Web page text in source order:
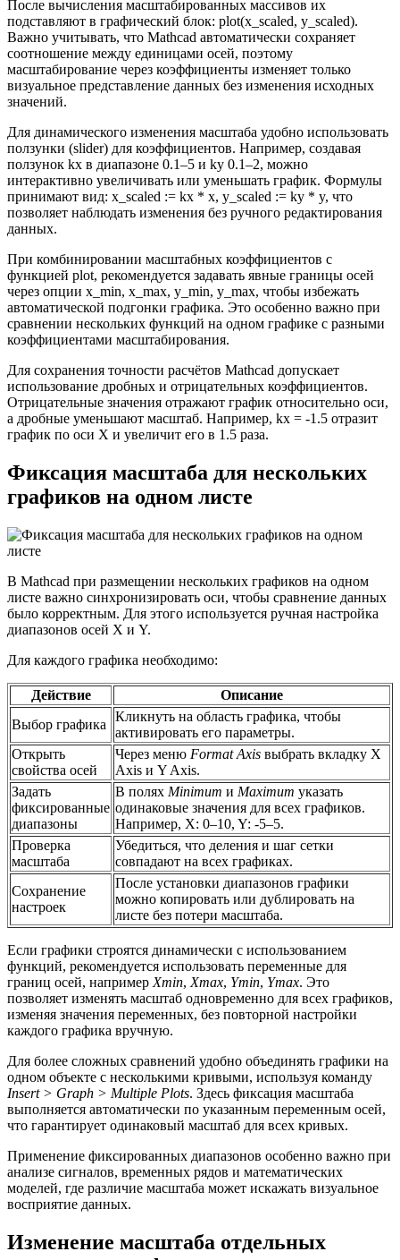
После вычисления масштабированных массивов их
подставляют в графический блок: plot(x_scaled, y_scaled).
Важно учитывать, что Mathcad автоматически сохраняет
соотношение между единицами осей, поэтому
масштабирование через коэффициенты изменяет только
визуальное представление данных без изменения исходных
значений.
Для динамического изменения масштаба удобно использовать
ползунки (slider) для коэффициентов. Например, создавая
ползунок kx в диапазоне 0.1–5 и ky 0.1–2, можно
интерактивно увеличивать или уменьшать график. Формулы
принимают вид: x_scaled := kx * x, y_scaled := ky * y, что
позволяет наблюдать изменения без ручного редактирования
данных.
При комбинировании масштабных коэффициентов с
функцией plot, рекомендуется задавать явные границы осей
через опции x_min, x_max, y_min, y_max, чтобы избежать
автоматической подгонки графика. Это особенно важно при
сравнении нескольких функций на одном графике с разными
коэффициентами масштабирования.
Для сохранения точности расчётов Mathcad допускает
использование дробных и отрицательных коэффициентов.
Отрицательные значения отражают график относительно оси,
а дробные уменьшают масштаб. Например, kx = -1.5 отразит
график по оси X и увеличит его в 1.5 раза.
Фиксация масштаба для нескольких
графиков на одном листе
В Mathcad при размещении нескольких графиков на одном
листе важно синхронизировать оси, чтобы сравнение данных
было корректным. Для этого используется ручная настройка
диапазонов осей X и Y.
Для каждого графика необходимо:
Действие
Описание
Выбор графика
Кликнуть на область графика, чтобы
активировать его параметры.
Открыть
свойства осей
Через меню Format Axis выбрать вкладку X
Axis и Y Axis.
Задать
фиксированные
диапазоны
В полях Minimum и Maximum указать
одинаковые значения для всех графиков.
Например, X: 0–10, Y: -5–5.
Проверка
масштаба
Убедиться, что деления и шаг сетки
совпадают на всех графиках.
Сохранение
настроек
После установки диапазонов графики
можно копировать или дублировать на
листе без потери масштаба.
Если графики строятся динамически с использованием
функций, рекомендуется использовать переменные для
границ осей, например Xmin, Xmax, Ymin, Ymax. Это
позволяет изменять масштаб одновременно для всех графиков,
изменяя значения переменных, без повторной настройки
каждого графика вручную.
Для более сложных сравнений удобно объединять графики на
одном объекте с несколькими кривыми, используя команду
Insert > Graph > Multiple Plots. Здесь фиксация масштаба
выполняется автоматически по указанным переменным осей,
что гарантирует одинаковый масштаб для всех кривых.
Применение фиксированных диапазонов особенно важно при
анализе сигналов, временных рядов и математических
моделей, где различие масштаба может искажать визуальное
восприятие данных.
Изменение масштаба отдельных